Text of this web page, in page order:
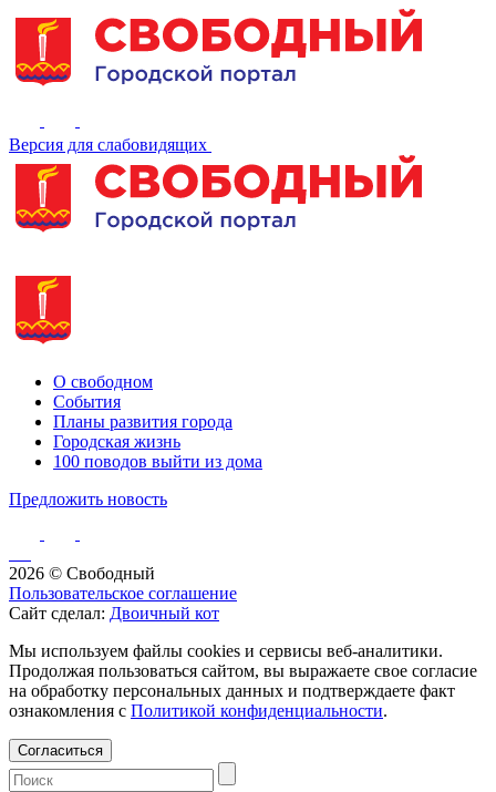
Версия для слабовидящих
О свободном
События
Планы развития города
Городская жизнь
100 поводов выйти из дома
Предложить новость
2026 © Свободный
Пользовательское соглашение
Сайт сделал: Двоичный кот
Мы используем файлы cookies и сервисы веб-аналитики.
Продолжая пользоваться сайтом, вы выражаете свое согласие
на обработку персональных данных и подтверждаете факт
ознакомления с Политикой конфиденциальности.
Согласиться